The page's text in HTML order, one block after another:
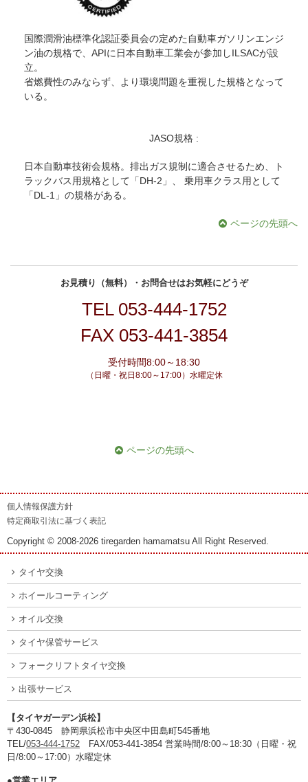
国際潤滑油標準化認証委員会の定めた自動車ガソリンエンジ
ン油の規格で、APIに日本自動車工業会が参加しILSACが設
立。
省燃費性のみならず、より環境問題を重視した規格となって
いる。
JASO規格 :
日本自動車技術会規格。排出ガス規制に適合させるため、ト
ラックバス用規格として「DH-2」、 乗用車クラス用として
「DL-1」の規格がある。
ページの先頭へ
お見積り（無料）・お問合せはお気軽にどうぞ
TEL 053-444-1752
FAX 053-441-3854
受付時間8:00～18:30
（日曜・祝日8:00～17:00）水曜定休
ページの先頭へ
個人情報保護方針
特定商取引法に基づく表記
Copyright © 2008-2026 tiregarden hamamatsu All Right Reserved.
タイヤ交換
ホイールコーティング
オイル交換
タイヤ保管サービス
フォークリフトタイヤ交換
出張サービス
【タイヤガーデン浜松】
〒430-0845 静岡県浜松市中央区中田島町545番地
TEL/053-444-1752 FAX/053-441-3854 営業時間/8:00～18:30（日曜・祝
日/8:00～17:00）水曜定休